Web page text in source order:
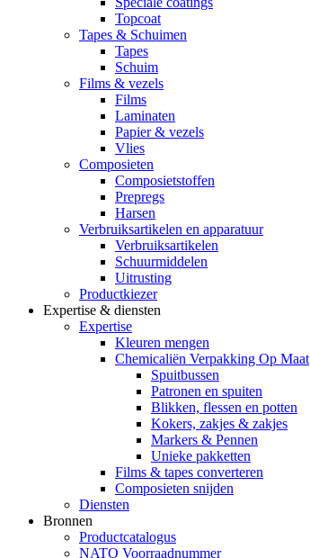
Topcoat
Tapes & Schuimen
Tapes
Schuim
Films & vezels
Films
Laminaten
Papier & vezels
Vlies
Composieten
Composietstoffen
Prepregs
Harsen
Verbruiksartikelen en apparatuur
Verbruiksartikelen
Schuurmiddelen
Uitrusting
Productkiezer
Expertise & diensten
Expertise
Kleuren mengen
Chemicaliën Verpakking Op Maat
Spuitbussen
Patronen en spuiten
Blikken, flessen en potten
Kokers, zakjes & zakjes
Markers & Pennen
Unieke pakketten
Films & tapes converteren
Composieten snijden
Diensten
Bronnen
Productcatalogus
NATO Voorraadnummer